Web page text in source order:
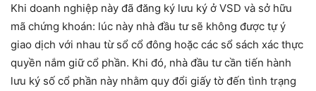
Khi doanh nghiệp này đã đăng ký lưu ký ở VSD và sở hữu
mã chứng khoán: lúc này nhà đầu tư sẽ không được tự ý
giao dịch với nhau từ sổ cổ đông hoặc các sổ sách xác thực
quyền nắm giữ cổ phần. Khi đó, nhà đầu tư cần tiến hành
lưu ký số cổ phần này nhằm quy đổi giấy tờ đến tình trạng